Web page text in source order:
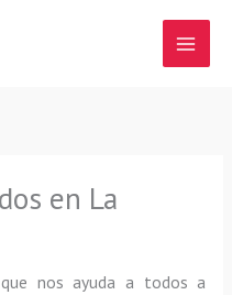
en La
nos ayuda a todos a